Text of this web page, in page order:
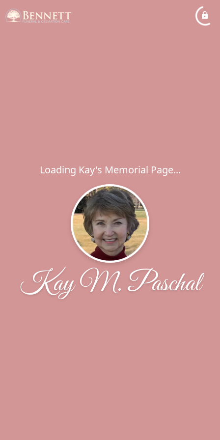
Loading Kay's Memorial Page...
Kay M. Paschal